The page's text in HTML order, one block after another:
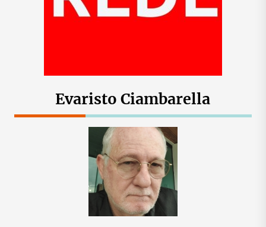
Evaristo Ciambarella